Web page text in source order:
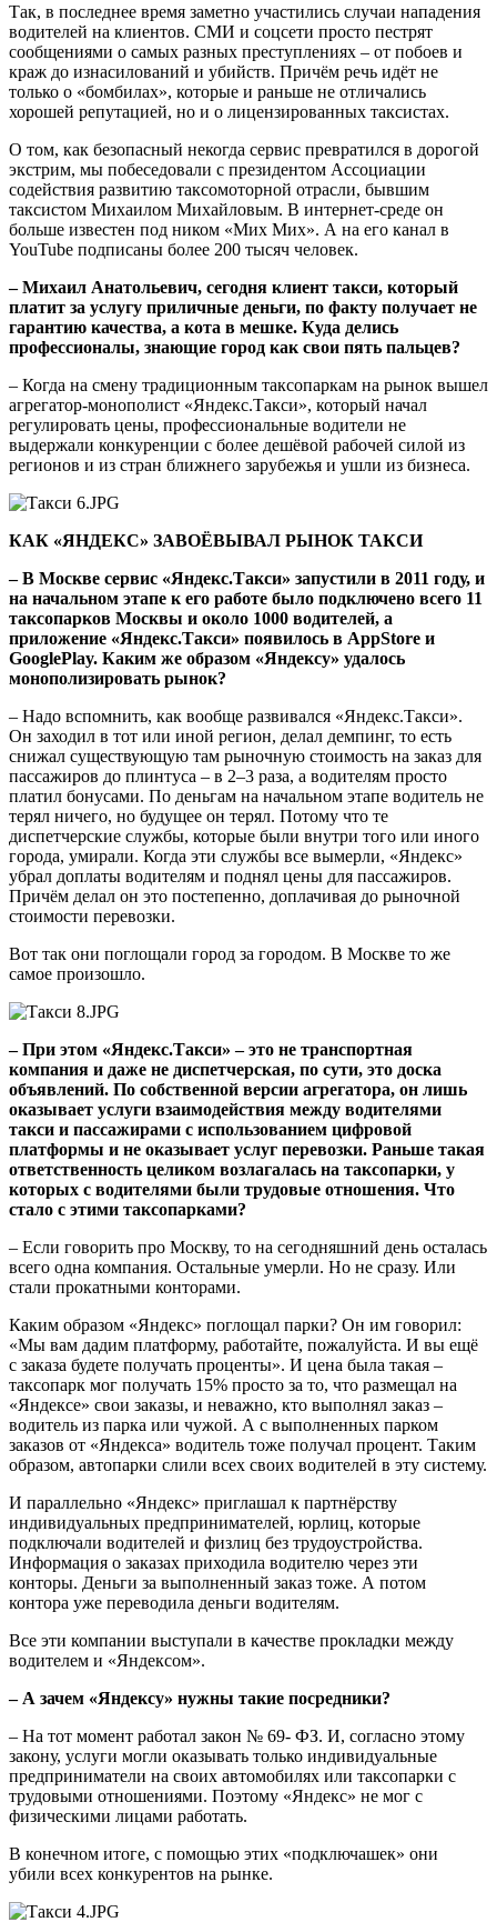
Так, в последнее время заметно участились случаи нападения
водителей на клиентов. СМИ и соцсети просто пестрят
сообщениями о самых разных преступлениях – от побоев и
краж до изнасилований и убийств. Причём речь идёт не
только о «бомбилах», которые и раньше не отличались
хорошей репутацией, но и о лицензированных таксистах.
О том, как безопасный некогда сервис превратился в дорогой
экстрим, мы побеседовали с президентом Ассоциации
содействия развитию таксомоторной отрасли, бывшим
таксистом Михаилом Михайловым. В интернет-среде он
больше известен под ником «Мих Мих». А на его канал в
YouTube подписаны более 200 тысяч человек.
– Михаил Анатольевич, сегодня клиент такси, который
платит за услугу приличные деньги, по факту получает не
гарантию качества, а кота в мешке. Куда делись
профессионалы, знающие город как свои пять пальцев?
– Когда на смену традиционным таксопаркам на рынок вышел
агрегатор-монополист «Яндекс.Такси», который начал
регулировать цены, профессиональные водители не
выдержали конкуренции с более дешёвой рабочей силой из
регионов и из стран ближнего зарубежья и ушли из бизнеса.
КАК «ЯНДЕКС» ЗАВОЁВЫВАЛ РЫНОК ТАКСИ
– В Москве сервис «Яндекс.Такси» запустили в 2011 году, и
на начальном этапе к его работе было подключено всего 11
таксопарков Москвы и около 1000 водителей, а
приложение «Яндекс.Такси» появилось в AppStore и
GooglePlay. Каким же образом «Яндексу» удалось
монополизировать рынок?
– Надо вспомнить, как вообще развивался «Яндекс.Такси».
Он заходил в тот или иной регион, делал демпинг, то есть
снижал существующую там рыночную стоимость на заказ для
пассажиров до плинтуса – в 2–3 раза, а водителям просто
платил бонусами. По деньгам на начальном этапе водитель не
терял ничего, но будущее он терял. Потому что те
диспетчерские службы, которые были внутри того или иного
города, умирали. Когда эти службы все вымерли, «Яндекс»
убрал доплаты водителям и поднял цены для пассажиров.
Причём делал он это постепенно, доплачивая до рыночной
стоимости перевозки.
Вот так они поглощали город за городом. В Москве то же
самое произошло.
– При этом «Яндекс.Такси» – это не транспортная
компания и даже не диспетчерская, по сути, это доска
объявлений. По собственной версии агрегатора, он лишь
оказывает услуги взаимодействия между водителями
такси и пассажирами с использованием цифровой
платформы и не оказывает услуг перевозки. Раньше такая
ответственность целиком возлагалась на таксопарки, у
которых с водителями были трудовые отношения. Что
стало с этими таксопарками?
– Если говорить про Москву, то на сегодняшний день осталась
всего одна компания. Остальные умерли. Но не сразу. Или
стали прокатными конторами.
Каким образом «Яндекс» поглощал парки? Он им говорил:
«Мы вам дадим платформу, работайте, пожалуйста. И вы ещё
с заказа будете получать проценты». И цена была такая –
таксопарк мог получать 15% просто за то, что размещал на
«Яндексе» свои заказы, и неважно, кто выполнял заказ –
водитель из парка или чужой. А с выполненных парком
заказов от «Яндекса» водитель тоже получал процент. Таким
образом, автопарки слили всех своих водителей в эту систему.
И параллельно «Яндекс» приглашал к партнёрству
индивидуальных предпринимателей, юрлиц, которые
подключали водителей и физлиц без трудоустройства.
Информация о заказах приходила водителю через эти
конторы. Деньги за выполненный заказ тоже. А потом
контора уже переводила деньги водителям.
Все эти компании выступали в качестве прокладки между
водителем и «Яндексом».
– А зачем «Яндексу» нужны такие посредники?
– На тот момент работал закон № 69- ФЗ. И, согласно этому
закону, услуги могли оказывать только индивидуальные
предприниматели на своих автомобилях или таксопарки с
трудовыми отношениями. Поэтому «Яндекс» не мог с
физическими лицами работать.
В конечном итоге, с помощью этих «подключашек» они
убили всех конкурентов на рынке.